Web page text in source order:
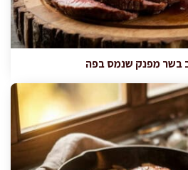
בשר מפנק שנמס בפה